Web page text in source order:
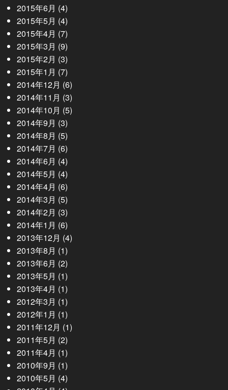
2015年6月 (4)
2015年5月 (4)
2015年4月 (7)
2015年3月 (9)
2015年2月 (3)
2015年1月 (7)
2014年12月 (6)
2014年11月 (3)
2014年10月 (5)
2014年9月 (3)
2014年8月 (5)
2014年7月 (6)
2014年6月 (4)
2014年5月 (4)
2014年4月 (6)
2014年3月 (5)
2014年2月 (3)
2014年1月 (6)
2013年12月 (4)
2013年8月 (1)
2013年6月 (2)
2013年5月 (1)
2013年4月 (1)
2012年3月 (1)
2012年1月 (1)
2011年12月 (1)
2011年5月 (2)
2011年4月 (1)
2010年9月 (1)
2010年5月 (4)